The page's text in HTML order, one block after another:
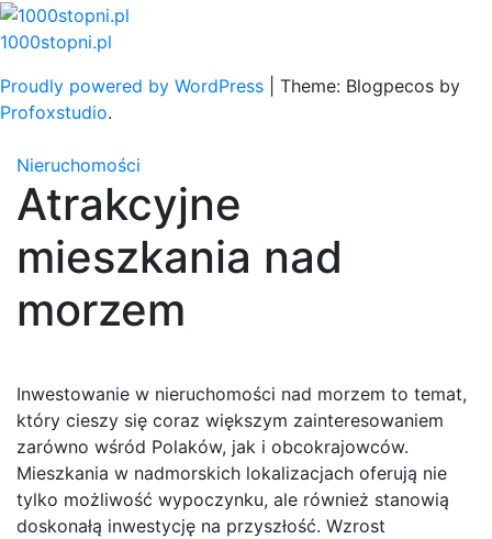
Skip
to
1000stopni.pl
Proudly powered by WordPress
Theme: Blogpecos by
Profoxstudio.
Nieruchomości
Atrakcyjne
mieszkania nad
morzem
Inwestowanie w nieruchomości nad morzem to temat,
który cieszy się coraz większym zainteresowaniem
zarówno wśród Polaków, jak i obcokrajowców.
Mieszkania w nadmorskich lokalizacjach oferują nie
tylko możliwość wypoczynku, ale również stanowią
doskonałą inwestycję na przyszłość. Wzrost